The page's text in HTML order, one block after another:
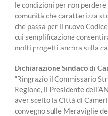
le condizioni per non perdere
comunità che caratterizza
che passa per il nuovo
cui semplificazione
molti progetti ancora sulla
Dichiarazione Sindaco di
“Ringrazio il Commissario
Regione, il Presidente
aver scelto la Città di
convegno sulle Meraviglie